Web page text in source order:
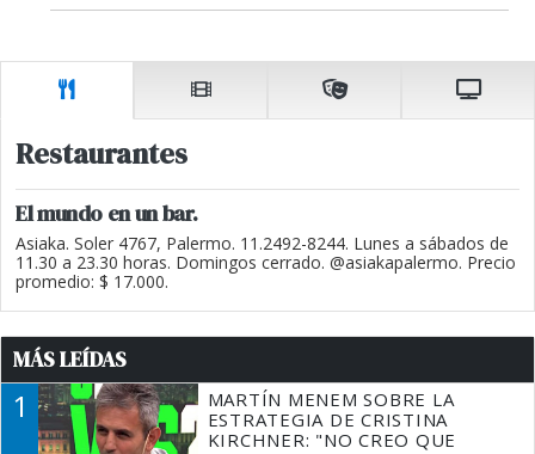
Restaurantes
El mundo en un bar.
Asiaka. Soler 4767, Palermo. 11.2492-8244. Lunes a sábados de
11.30 a 23.30 horas. Domingos cerrado. @asiakapalermo. Precio
promedio: $ 17.000.
MÁS LEÍDAS
1
MARTÍN MENEM SOBRE LA
ESTRATEGIA DE CRISTINA
KIRCHNER: "NO CREO QUE